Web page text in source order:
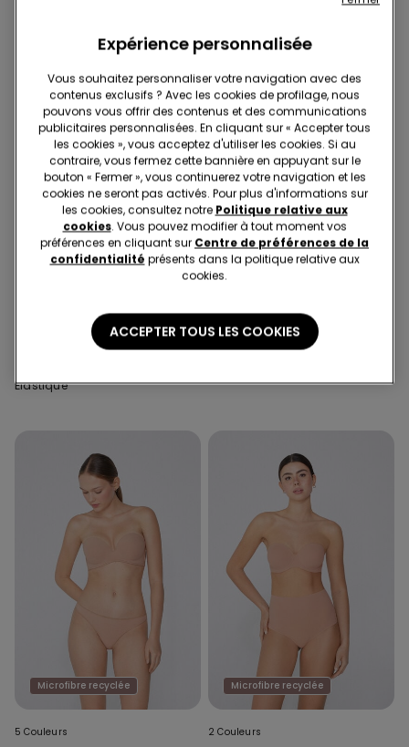
Élastique
Microfibre recyclée
5 Couleurs
Microfibre recyclée
2 Couleurs
Expérience personnalisée
Vous souhaitez personnaliser votre navigation avec des
contenus exclusifs ? Avec les cookies de profilage, nous
pouvons vous offrir des contenus et des communications
publicitaires personnalisées. En cliquant sur « Accepter tous
les cookies », vous acceptez d'utiliser les cookies. Si au
contraire, vous fermez cette bannière en appuyant sur le
bouton « Fermer », vous continuerez votre navigation et les
cookies ne seront pas activés. Pour plus d'informations sur
les cookies, consultez notre Politique relative aux
cookies. Vous pouvez modifier à tout moment vos
préférences en cliquant sur Centre de préférences de la
confidentialité présents dans la politique relative aux
cookies.
ACCEPTER TOUS LES COOKIES